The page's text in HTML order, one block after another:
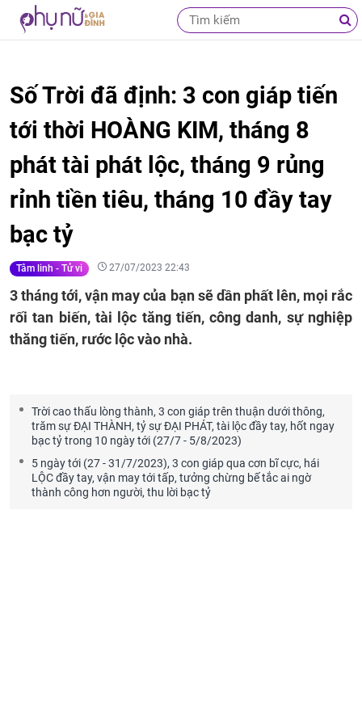
Số Trời đã định: 3 con giáp tiến
tới thời HOÀNG KIM, tháng 8
phát tài phát lộc, tháng 9 rủng
rỉnh tiền tiêu, tháng 10 đầy tay
bạc tỷ
Tâm linh - Tử vi 27/07/2023 22:43
3 tháng tới, vận may của bạn sẽ dần phất lên, mọi rắc
rối tan biến, tài lộc tăng tiến, công danh, sự nghiệp
thăng tiến, rước lộc vào nhà.
Trời cao thấu lòng thành, 3 con giáp trên thuận dưới thông,
trăm sự ĐẠI THÀNH, tỷ sự ĐẠI PHÁT, tài lộc đầy tay, hốt ngay
bạc tỷ trong 10 ngày tới (27/7 - 5/8/2023)
5 ngày tới (27 - 31/7/2023), 3 con giáp qua cơn bĩ cực, hái
LỘC đầy tay, vận may tới tấp, tưởng chừng bế tắc ai ngờ
thành công hơn người, thu lời bạc tỷ